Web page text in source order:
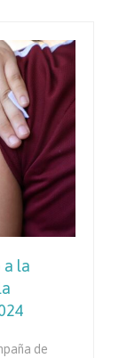
a la
de